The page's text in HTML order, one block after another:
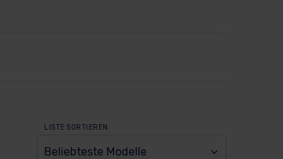
LISTE SORTIEREN
Beliebteste Modelle